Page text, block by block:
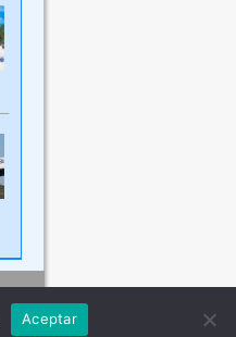
Aceptar